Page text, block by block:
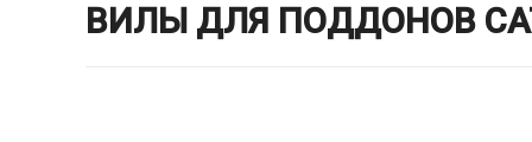
ВИЛЫ ДЛЯ ПОДДОНОВ